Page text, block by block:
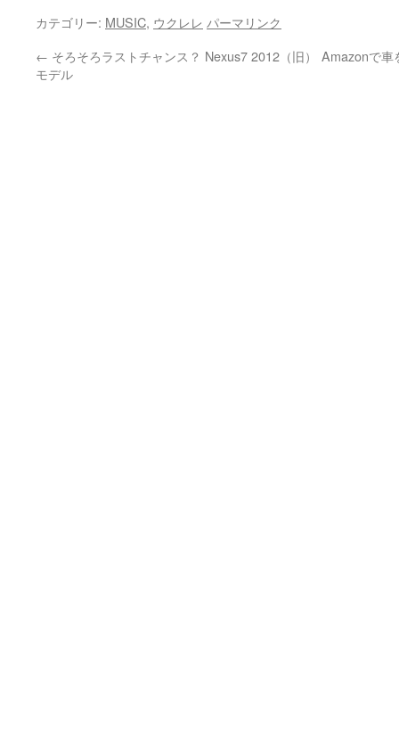
カテゴリー: MUSIC, ウクレレ パーマリンク
← そろそろラストチャンス？ Nexus7 2012（旧）
モデル
Amazonで車